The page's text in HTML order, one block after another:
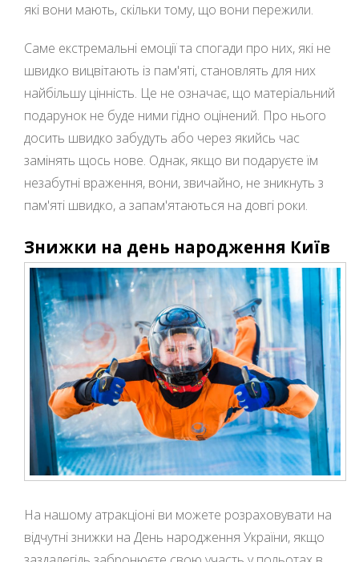
які вони мають, скільки тому, що вони пережили.
Саме екстремальні емоції та спогади про них, які не
швидко вицвітають із пам'яті, становлять для них
найбільшу цінність. Це не означає, що матеріальний
подарунок не буде ними гідно оцінений. Про нього
досить швидко забудуть або через якийсь час
замінять щось нове. Однак, якщо ви подаруєте їм
незабутні враження, вони, звичайно, не зникнуть з
пам'яті швидко, а запам'ятаються на довгі роки.
Знижки на день народження Київ
На нашому атракціоні ви можете розраховувати на
відчутні знижки на День народження України, якщо